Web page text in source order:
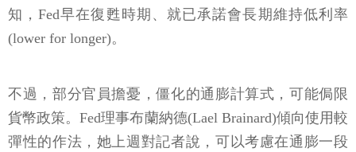
知，Fed早在復甦時期、就已承諾會長期維持低利率
(lower for longer)。
不過，部分官員擔憂，僵化的通膨計算式，可能侷限
貨幣政策。Fed理事布蘭納德(Lael Brainard)傾向使用較
彈性的作法，她上週對記者說，可以考慮在通膨一段